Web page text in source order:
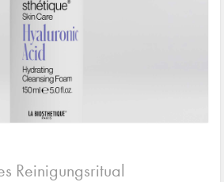
Reinigungsritual